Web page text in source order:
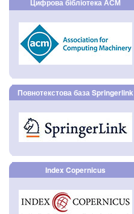
Цифрова бібліотека АСМ
Повнотекстова база Springerlink
Index Copernicus